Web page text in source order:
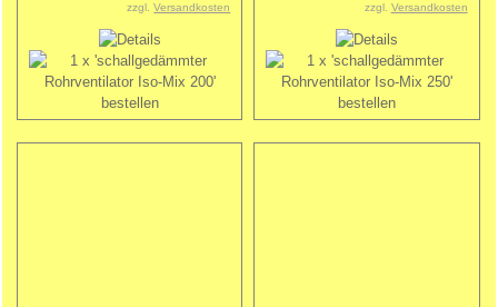
zzgl.Versandkosten
zzgl. Versandkosten